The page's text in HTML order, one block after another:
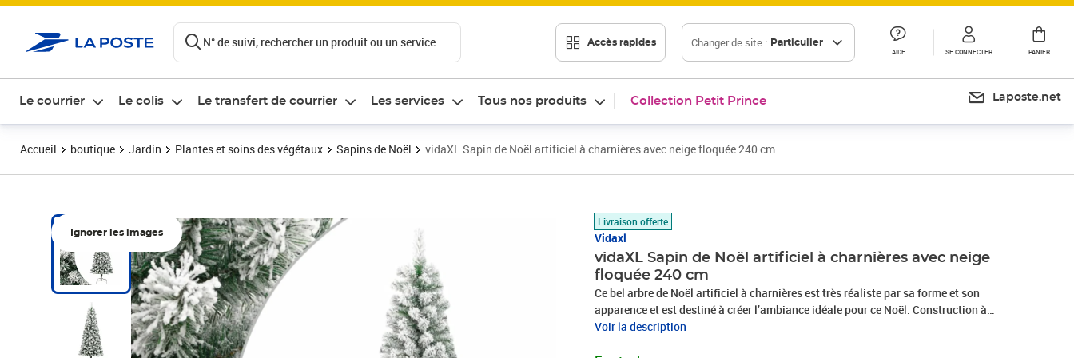
N° de suivi, rechercher un produit ou un service .... Accès rapides Changer de site : Particulier
AIDE SE CONNECTER PANIER
Le courrier Le colis Le transfert de courrier Les services Tous nos produits Collection Petit Prince Laposte.net
Accueil boutique Jardin Plantes et soins des végétaux Sapins de Noël vidaXL Sapin de Noël artificiel à charnières avec neige floquée 240 cm
Ignorer les images
Livraison offerte
Vidaxl
vidaXL Sapin de Noël artificiel à charnières avec neige
floquée 240 cm
Ce bel arbre de Noël artificiel à charnières est très réaliste par sa forme et son
apparence et est destiné à créer l’ambiance idéale pour ce Noël. Construction à
charnières : le sapin de Noël a une construction à charnières, de sorte que les
Voir la description
Prix 97,89€